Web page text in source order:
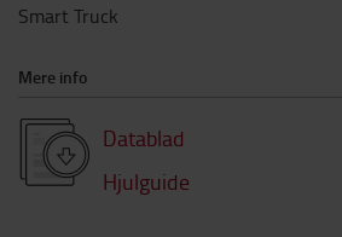
Smart Truck
Mere info
Datablad
Hjulguide